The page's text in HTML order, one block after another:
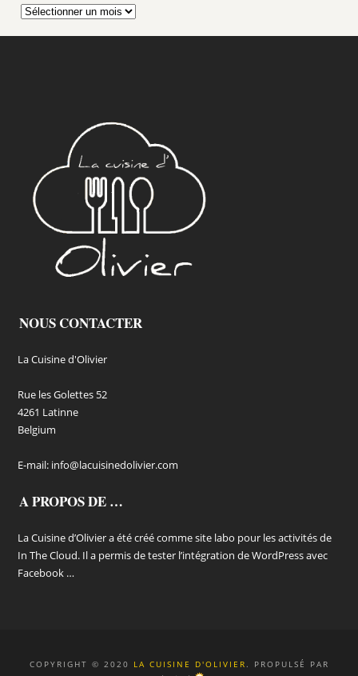
Archives
NOUS CONTACTER
La Cuisine d'Olivier
Rue les Golettes 52
4261 Latinne
Belgium
E-mail: info@lacuisinedolivier.com
A PROPOS DE …
La Cuisine d’Olivier a été créé comme site labo pour les activités de
In The Cloud. Il a permis de tester l’intégration de WordPress avec
Facebook …
COPYRIGHT © 2020 LA CUISINE D'OLIVIER . PROPULSÉ PAR